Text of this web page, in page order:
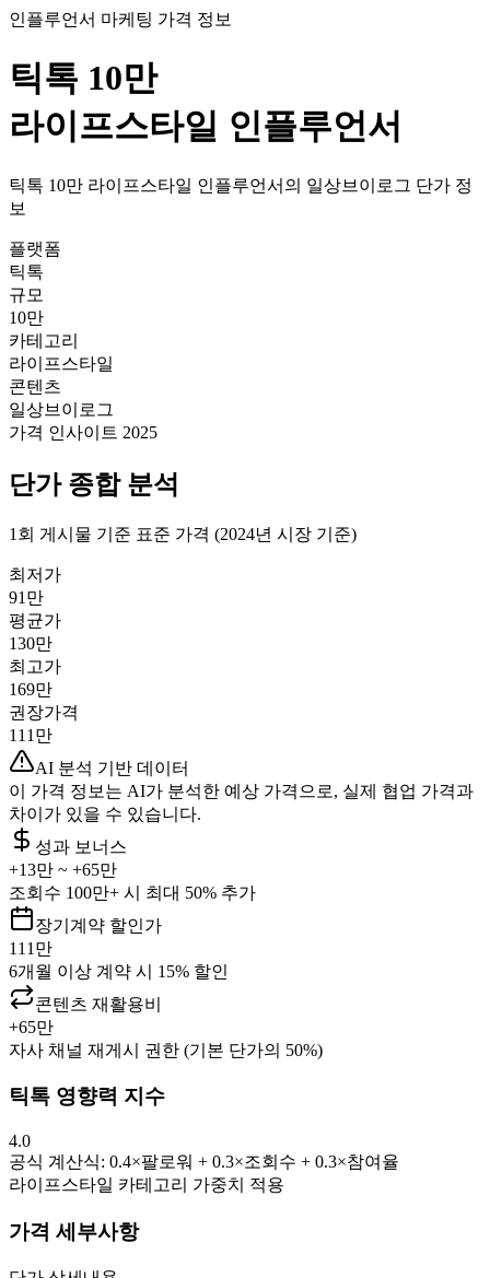
인플루언서 마케팅 가격 정보
틱톡 10만
라이프스타일 인플루언서
틱톡 10만 라이프스타일 인플루언서의 일상브이로그 단가 정
보
플랫폼
틱톡
규모
10만
카테고리
라이프스타일
콘텐츠
일상브이로그
가격 인사이트 2025
단가종합 분석
1회 게시물 기준 표준 가격 (2024년 시장 기준)
최저가
91만
평균가
130만
최고가
169만
권장가격
111만
AI 분석 기반 데이터
이 가격 정보는 AI가 분석한 예상 가격으로, 실제 협업 가격과
차이가 있을 수 있습니다.
성과 보너스
+13만 ~ +65만
조회수 100만+ 시 최대 50% 추가
장기계약 할인가
111만
6개월 이상 계약 시 15% 할인
콘텐츠 재활용비
+65만
자사 채널 재게시 권한 (기본 단가의 50%)
틱톡 영향력 지수
4.0
공식 계산식: 0.4×팔로워 + 0.3×조회수 + 0.3×참여율
라이프스타일 카테고리 가중치 적용
가격 세부사항